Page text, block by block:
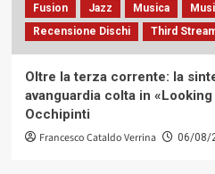
Fusion
Jazz Musica
Recensione Dischi
Third
Oltre la terza corrente: la
avanguardia colta in «Looking
Occhipinti
Francesco Cataldo Verrina 06/08/